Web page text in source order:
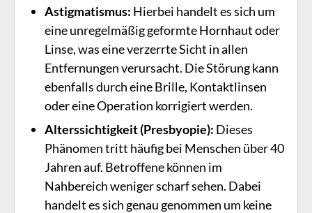
Astigmatismus: Hierbei handelt es sich um
eine unregelmäßig geformte Hornhaut oder
Linse, was eine verzerrte Sicht in allen
Entfernungen verursacht. Die Störung kann
ebenfalls durch eine Brille, Kontaktlinsen
oder eine Operation korrigiert werden.
Alterssichtigkeit(Presbyopie): Dieses
Phänomen tritt häufig bei Menschen über 40
Jahren auf. Betroffene können im
Nahbereich weniger scharf sehen. Dabei
handelt es sich genau genommen um keine